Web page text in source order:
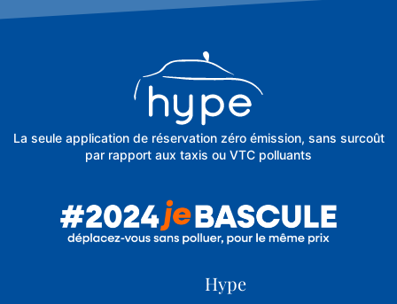
La seule application de réservation zéro émission, sans surcoût
par rapport aux taxis ou VTC polluants
Hype